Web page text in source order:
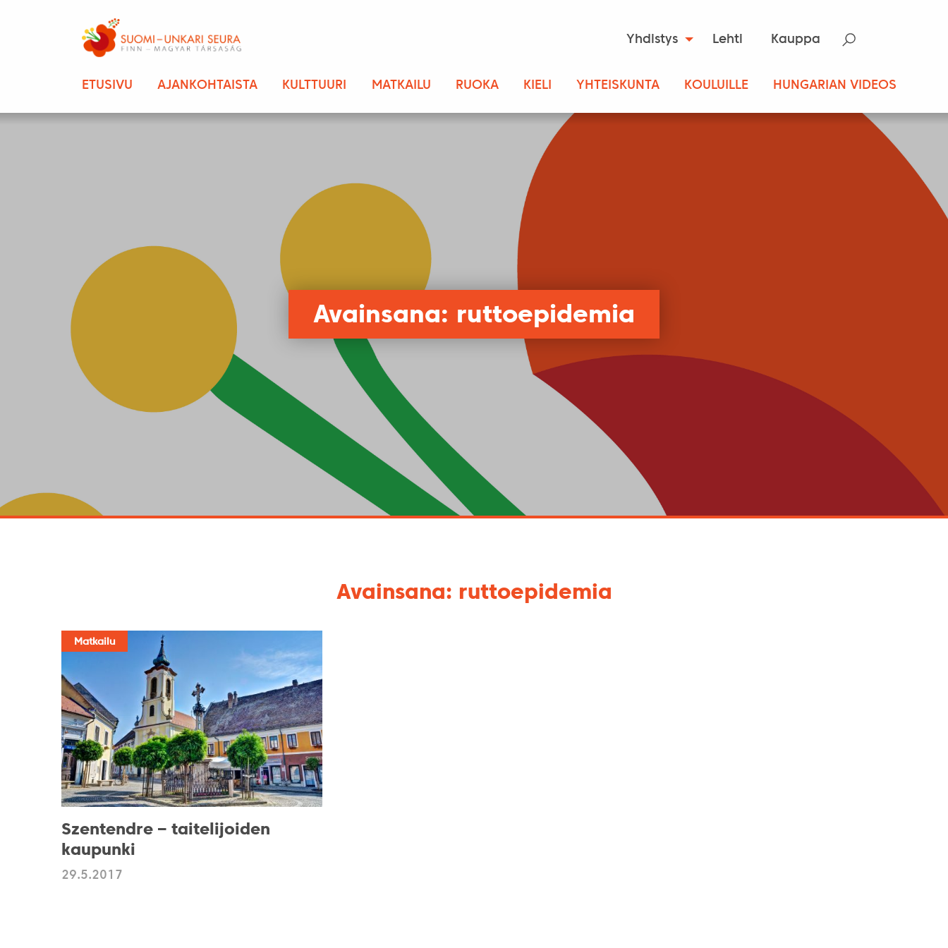
Yhdistys Lehti Kauppa
ETUSIVU AJANKOHTAISTA KULTTUURI MATKAILU RUOKA KIELI YHTEISKUNTA KOULUILLE HUNGARIAN VIDEOS
Avainsana: ruttoepidemia
Avainsana: ruttoepidemia
Matkailu
Szentendre – taitelijoiden
kaupunki
29.5.2017